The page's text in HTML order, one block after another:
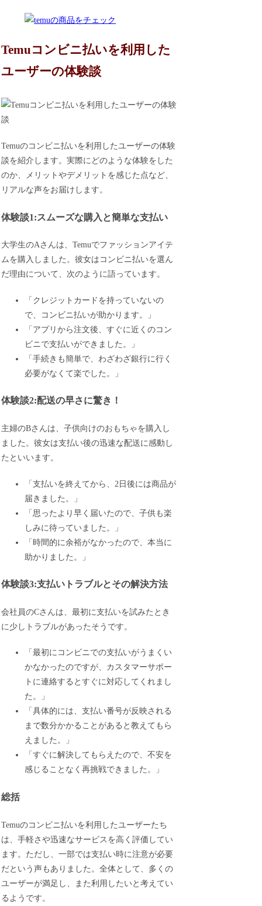
Temuコンビニ払いを利用した
ユーザーの体験談
Temuのコンビニ払いを利用したユーザーの体験
談を紹介します。実際にどのような体験をした
のか、メリットやデメリットを感じた点など、
リアルな声をお届けします。
体験談1:スムーズな購入と簡単な支払い
大学生のAさんは、Temuでファッションアイテ
ムを購入しました。彼女はコンビニ払いを選ん
だ理由について、次のように語っています。
「クレジットカードを持っていないの
で、コンビニ払いが助かります。」
「アプリから注文後、すぐに近くのコン
ビニで支払いができました。」
「手続きも簡単で、わざわざ銀行に行く
必要がなくて楽でした。」
体験談2:配送の早さに驚き！
主婦のBさんは、子供向けのおもちゃを購入し
ました。彼女は支払い後の迅速な配送に感動し
たといいます。
「支払いを終えてから、2日後には商品が
届きました。」
「思ったより早く届いたので、子供も楽
しみに待っていました。」
「時間的に余裕がなかったので、本当に
助かりました。」
体験談3:支払いトラブルとその解決方法
会社員のCさんは、最初に支払いを試みたとき
に少しトラブルがあったそうです。
「最初にコンビニでの支払いがうまくい
かなかったのですが、カスタマーサポー
トに連絡するとすぐに対応してくれまし
た。」
「具体的には、支払い番号が反映される
まで数分かかることがあると教えてもら
えました。」
「すぐに解決してもらえたので、不安を
感じることなく再挑戦できました。」
総括
Temuのコンビニ払いを利用したユーザーたち
は、手軽さや迅速なサービスを高く評価してい
ます。ただし、一部では支払い時に注意が必要
だという声もありました。全体として、多くの
ユーザーが満足し、また利用したいと考えてい
るようです。